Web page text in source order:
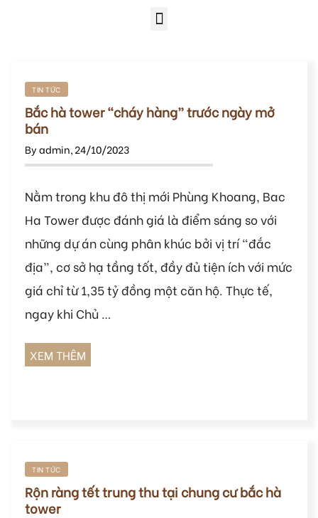
TIN TỨC
Bắc hà tower “cháy hàng” trước ngày mở
bán
Byadmin,24/10/2023
Nằm trong khu đô thị mới Phùng Khoang, Bac
Ha Tower được đánh giá là điểm sáng so với
những dự án cùng phân khúc bởi vị trí “đắc
địa”, cơ sở hạ tầng tốt, đầy đủ tiện ích với mức
giá chỉ từ 1,35 tỷ đồng một căn hộ. Thực tế,
ngay khi Chủ …
XEM THÊM
TIN TỨC
Rộn ràng tết trung thu tại chung cư bắc hà
tower